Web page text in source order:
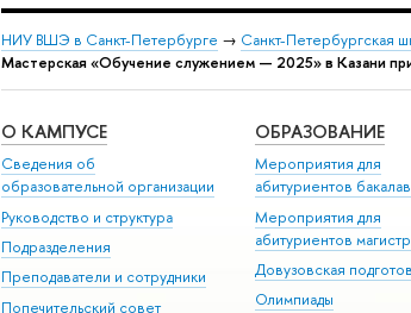
НИУ ВШЭ в Санкт-Петербурге → Санкт-Петербургская
Мастерская «Обучение служением — 2025» в Казани при
О КАМПУСЕ
Сведения об
образовательной организации
Руководство и структура
Подразделения
Преподаватели и сотрудники
Попечительский совет
ОБРАЗОВАНИЕ
Мероприятия для
абитуриентов
Мероприятия для
абитуриентов
Довузовская
Олимпиады